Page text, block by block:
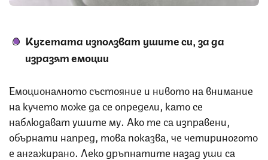
Кучетата използват ушите си, за да
изразят емоции
Емоционалното състояние и нивото на внимание
на кучето може да се определи, като се
наблюдават ушите му. Ако те са изправени,
обърнати напред, това показва, че четириногото
е ангажирано. Леко дръпнатите назад уши са